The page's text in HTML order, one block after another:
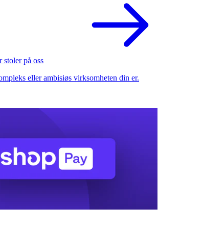
stoler på oss
eller ambisiøs virksomheten din er.